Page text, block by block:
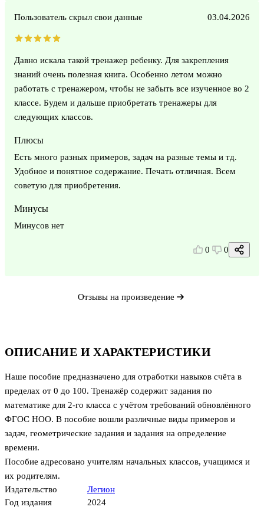
ОПИСАНИЕ И ХАРАКТЕРИСТИКИ
Наше пособие предназначено для отработки навыков счёта в
пределах от 0 до 100. Тренажёр содержит задания по
математике для 2-го класса с учётом требований обновлённого
ФГОС НОО. В пособие вошли различные виды примеров и
задач, геометрические задания и задания на определение
времени.
Пособие адресовано учителям начальных классов, учащимся и
их родителям.
Издательство
Легион
Год издания
2024
Пользователь скрыл свои данные 03.04.2026
Давно искала такой тренажер ребенку. Для закрепления
знаний очень полезная книга. Особенно летом можно
работать с тренажером, чтобы не забыть все изученное во 2
классе. Будем и дальше приобретать тренажеры для
следующих классов.
Плюсы
Есть много разных примеров, задач на разные темы и тд.
Удобное и понятное содержание. Печать отличная. Всем
советую для приобретения.
Минусы
Минусов нет
0 0
Отзывы на произведение